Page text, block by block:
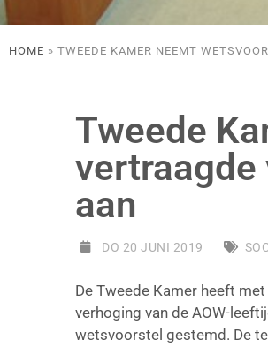
HOME » TWEEDE KAMER NEEMT
Tweede
vertraagde
aan
DO 20 JUNI 2019
De Tweede Kamer heeft
verhoging van de AOW-
wetsvoorstel gestemd. De